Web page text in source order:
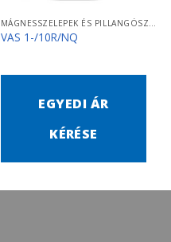
MÁGNESSZELEPEK ÉS PILLANGÓSZELEPEK
VAS 1-/10R/NQ
EGYEDI ÁR
KÉRÉSE